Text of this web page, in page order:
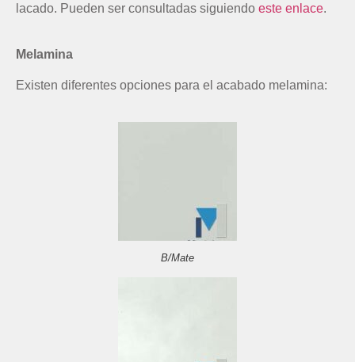
lacado. Pueden ser consultadas siguiendo este enlace.
Melamina
Existen diferentes opciones para el acabado melamina:
B/Mate